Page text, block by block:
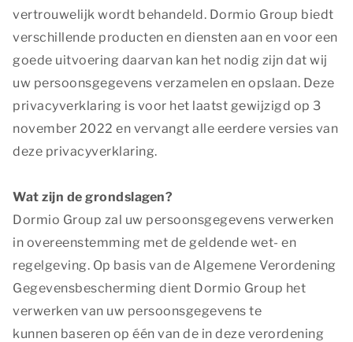
vertrouwelijk wordt behandeld. Dormio Group biedt
verschillende producten en diensten aan en voor een
goede uitvoering daarvan kan het nodig zijn dat wij
uw persoonsgegevens verzamelen en opslaan. Deze
privacyverklaring is voor het laatst gewijzigd op 3
november 2022 en vervangt alle eerdere versies van
deze privacyverklaring.
Wat zijn de grondslagen?
Dormio Group zal uw persoonsgegevens verwerken
in overeenstemming met de geldende wet- en
regelgeving. Op basis van de Algemene Verordening
Gegevensbescherming dient Dormio Group het
verwerken van uw persoonsgegevens te
kunnen baseren op één van de in deze verordening